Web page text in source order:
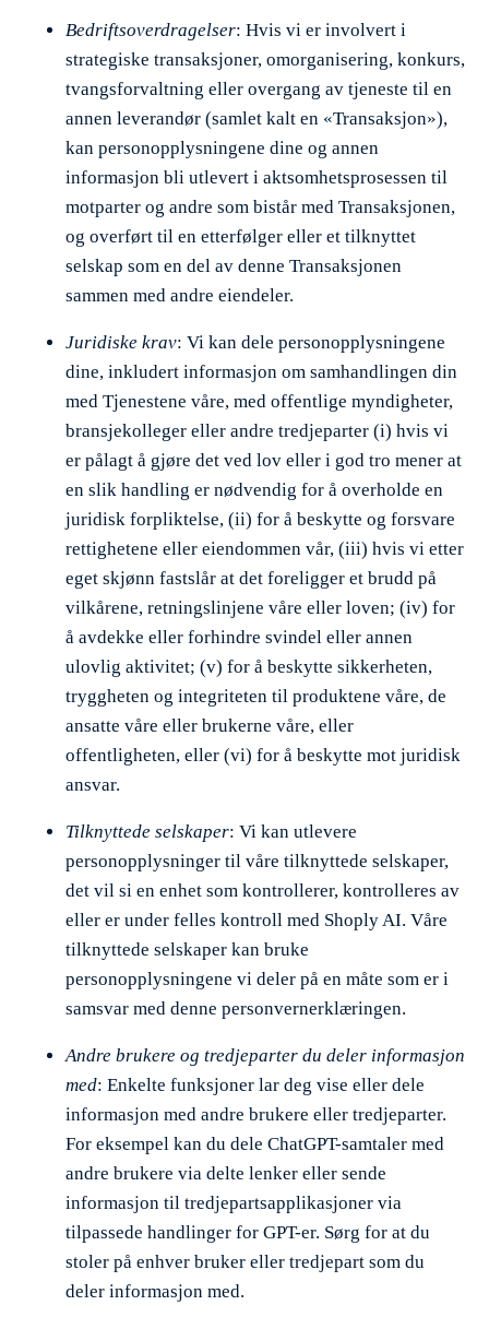
Bedriftsoverdragelser: Hvis vi er involvert i
strategiske transaksjoner, omorganisering, konkurs,
tvangsforvaltning eller overgang av tjeneste til en
annen leverandør (samlet kalt en «Transaksjon»),
kan personopplysningene dine og annen
informasjon bli utlevert i aktsomhetsprosessen til
motparter og andre som bistår med Transaksjonen,
og overført til en etterfølger eller et tilknyttet
selskap som en del av denne Transaksjonen
sammen med andre eiendeler.
Juridiske krav: Vi kan dele personopplysningene
dine, inkludert informasjon om samhandlingen din
med Tjenestene våre, med offentlige myndigheter,
bransjekolleger eller andre tredjeparter (i) hvis vi
er pålagt å gjøre det ved lov eller i god tro mener at
en slik handling er nødvendig for å overholde en
juridisk forpliktelse, (ii) for å beskytte og forsvare
rettighetene eller eiendommen vår, (iii) hvis vi etter
eget skjønn fastslår at det foreligger et brudd på
vilkårene, retningslinjene våre eller loven; (iv) for
å avdekke eller forhindre svindel eller annen
ulovlig aktivitet; (v) for å beskytte sikkerheten,
tryggheten og integriteten til produktene våre, de
ansatte våre eller brukerne våre, eller
offentligheten, eller (vi) for å beskytte mot juridisk
ansvar.
Tilknyttede selskaper: Vi kan utlevere
personopplysninger til våre tilknyttede selskaper,
det vil si en enhet som kontrollerer, kontrolleres av
eller er under felles kontroll med Shoply AI. Våre
tilknyttede selskaper kan bruke
personopplysningene vi deler på en måte som er i
samsvar med denne personvernerklæringen.
Andre brukere og tredjeparter du deler informasjon
med: Enkelte funksjoner lar deg vise eller dele
informasjon med andre brukere eller tredjeparter.
For eksempel kan du dele ChatGPT-samtaler med
andre brukere via delte lenker eller sende
informasjon til tredjepartsapplikasjoner via
tilpassede handlinger for GPT-er. Sørg for at du
stoler på enhver bruker eller tredjepart som du
deler informasjon med.